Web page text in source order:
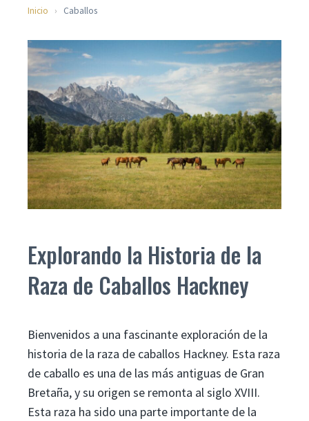
Inicio › Caballos
Explorando la Historia de la
Raza de Caballos Hackney
Bienvenidos a una fascinante exploración de la
historia de la raza de caballos Hackney. Esta raza
de caballo es una de las más antiguas de Gran
Bretaña, y su origen se remonta al siglo XVIII.
Esta raza ha sido una parte importante de la